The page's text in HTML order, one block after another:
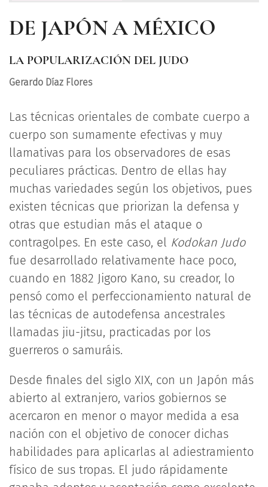
DE JAPÓN A MÉXICO
LA POPULARIZACIÓN DEL JUDO
Gerardo Díaz Flores
Las técnicas orientales de combate cuerpo a
cuerpo son sumamente efectivas y muy
llamativas para los observadores de esas
peculiares prácticas. Dentro de ellas hay
muchas variedades según los objetivos, pues
existen técnicas que priorizan la defensa y
otras que estudian más el ataque o
contragolpes. En este caso, el Kodokan Judo
fue desarrollado relativamente hace poco,
cuando en 1882 Jigoro Kano, su creador, lo
pensó como el perfeccionamiento natural de
las técnicas de autodefensa ancestrales
llamadas jiu-jitsu, practicadas por los
guerreros o samuráis.
Desde finales del siglo XIX, con un Japón más
abierto al extranjero, varios gobiernos se
acercaron en menor o mayor medida a esa
nación con el objetivo de conocer dichas
habilidades para aplicarlas al adiestramiento
físico de sus tropas. El judo rápidamente